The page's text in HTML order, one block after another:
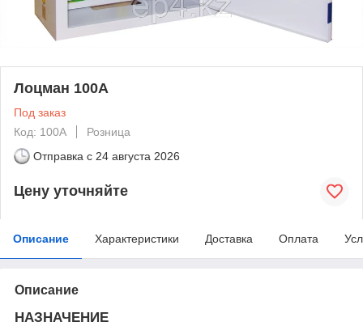
Лоцман 100А
Под заказ
Код: 100А
Розница
Отправка с 24 августа 2026
Цену уточняйте
Описание Характеристики Доставка Оплата
Описание
НАЗНАЧЕНИЕ